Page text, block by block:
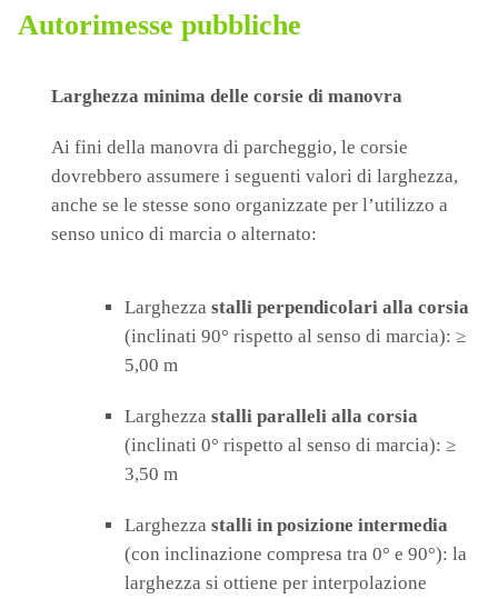
Autorimesse pubbliche
Larghezza minima delle corsie di manovra
Ai fini della manovra di parcheggio, le corsie
dovrebbero assumere i seguenti valori di larghezza,
anche se le stesse sono organizzate per l’utilizzo a
senso unico di marcia o alternato:
Larghezza stalli perpendicolari alla corsia
(inclinati 90° rispetto al senso di marcia): ≥
5,00 m
Larghezza stalli paralleli alla corsia
(inclinati 0° rispetto al senso di marcia): ≥
3,50 m
Larghezza stalli in posizione intermedia
(con inclinazione compresa tra 0° e 90°): la
larghezza si ottiene per interpolazione